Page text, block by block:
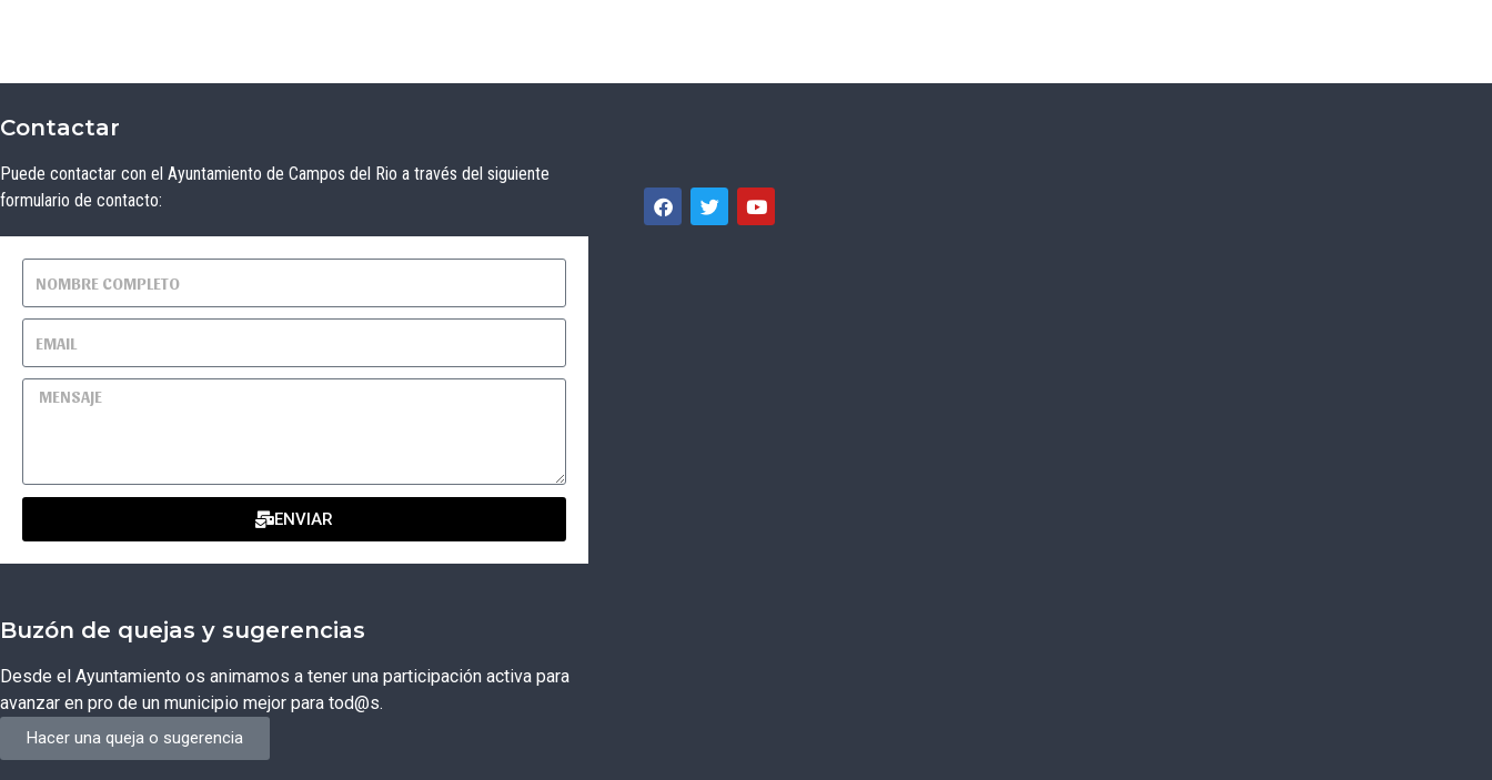
Contactar
Puede contactar con el Ayuntamiento de Campos del Rio a través del siguiente
formulario de contacto:
ENVIAR
Buzón de quejas y sugerencias
Desde el Ayuntamiento os animamos a tener una participación activa para
avanzar en pro de un municipio mejor para tod@s.
Hacer una queja o sugerencia